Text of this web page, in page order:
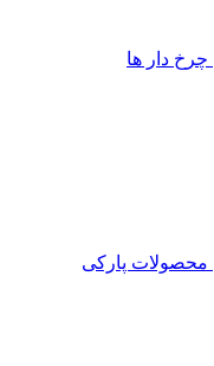
ها
پارکی